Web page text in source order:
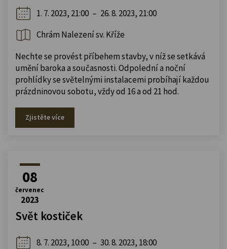
1. 7. 2023, 21:00 – 26. 8. 2023, 21:00
Chrám Nalezení sv. Kříže
Nechte se provést příbehem stavby, v níž se setkává
umění baroka a současnosti. Odpolední a noční
prohlídky se světelnými instalacemi probíhají každou
prázdninovou sobotu, vždy od 16 a od 21 hod.
Zjistěte více
08
červenec
2023
Svět kostiček
8. 7. 2023, 10:00 – 30. 8. 2023, 18:00